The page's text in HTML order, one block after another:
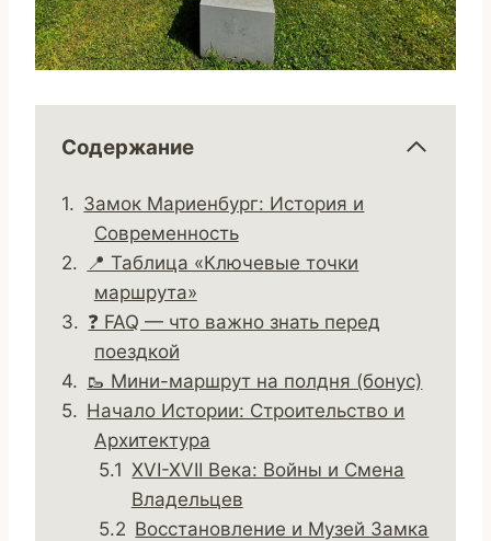
Содержание
Замок Мариенбург: История и
Современность
📍 Таблица «Ключевые точки
маршрута»
❓ FAQ — что важно знать перед
поездкой
🥾 Мини-маршрут на полдня (бонус)
Начало Истории: Строительство и
Архитектура
XVI-XVII Века: Войны и Смена
Владельцев
Восстановление и Музей Замка